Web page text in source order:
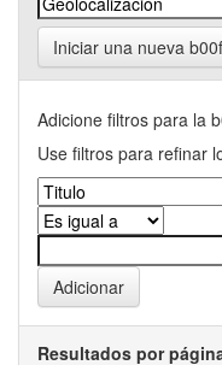
Iniciar una nueva
Adicione filtros para la
Use filtros para refinar
Resultados por